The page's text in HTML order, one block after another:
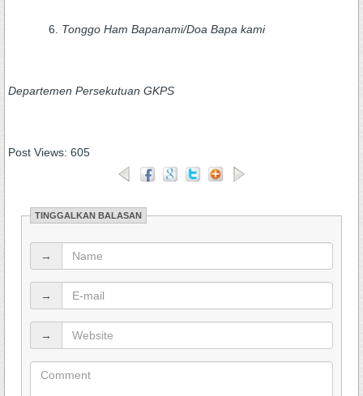
Tonggo Ham Bapanami/Doa Bapa kami
Departemen Persekutuan GKPS
Post Views: 605
TINGGALKAN BALASAN
→
→
→